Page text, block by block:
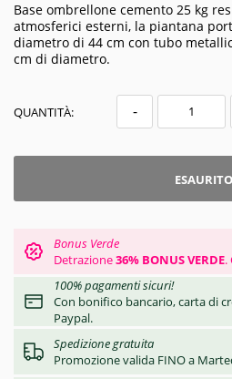
Base ombrellone cemento 25 kg
atmosferici esterni, la piantana
diametro di 44 cm con tubo
cm di diametro.
QUANTITÀ: -
ESAURITO
Bonus Verde
Detrazione36% BONUS VERDE.
100% pagamenti sicuri!
Con bonifico bancario, carta di
Paypal.
Spedizione gratuita
Promozione valida FINO a